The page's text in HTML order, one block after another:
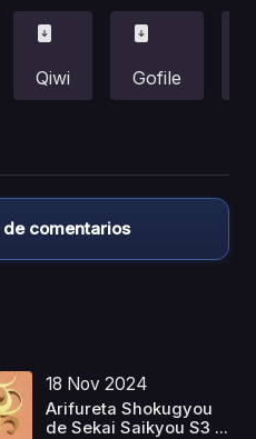
Qiwi Gofile
comentarios
18 Nov 2024
Arifureta Shokugyou
de Sekai Saikyou S3 ...